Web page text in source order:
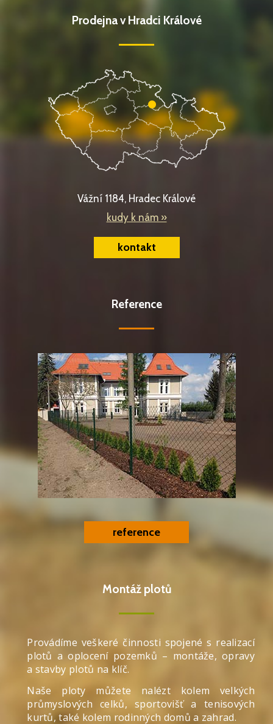
Prodejna v Hradci Králové
Vážní 1184, Hradec Králové
kudy k nám »
kontakt
Reference
reference
Montáž plotů
Provádíme veškeré činnosti spojené s realizací
plotů a oplocení pozemků – montáže, opravy
a stavby plotů na klíč.
Naše ploty můžete nalézt kolem velkých
průmyslových celků, sportovišť a tenisových
kurtů, také kolem rodinných domů a zahrad.